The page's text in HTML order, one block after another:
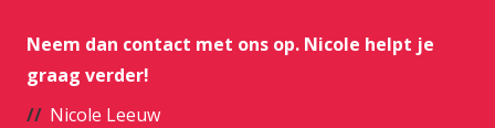
Neem dan contact met ons op. Nicole helpt je
graag verder!
Nicole Leeuw